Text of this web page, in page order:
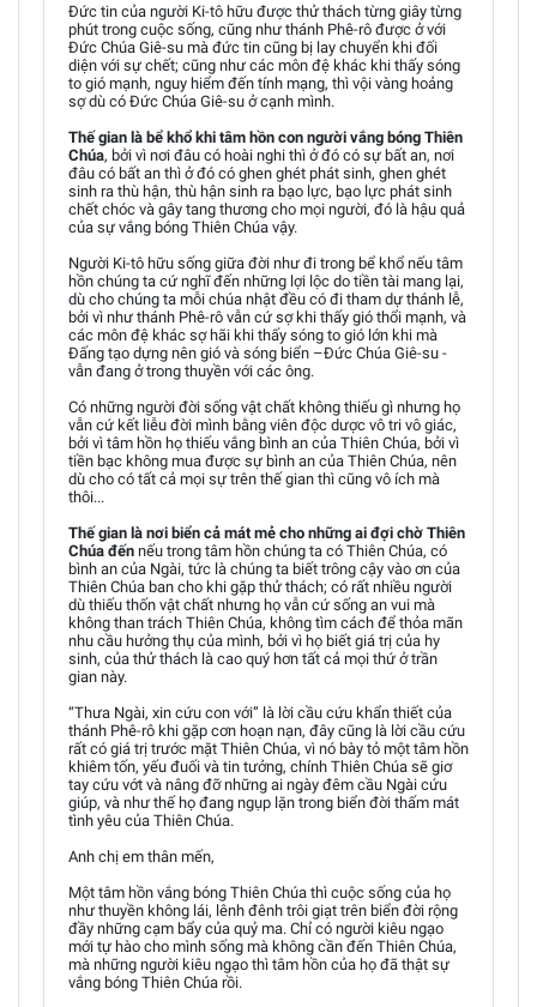
Đức tin của người Ki-tô hữu được thử thách từng giây từng
phút trong cuộc sống, cũng như thánh Phê-rô được ở với
Đức Chúa Giê-su mà đức tin cũng bị lay chuyển khi đối
diện với sự chết; cũng như các môn đệ khác khi thấy sóng
to gió mạnh, nguy hiểm đến tính mạng, thì vội vàng hoảng
sợ dù có Đức Chúa Giê-su ở cạnh mình.
Thế gian là bể khổ khi tâm hồn con người vắng bóng Thiên
Chúa, bởi vì nơi đâu có hoài nghi thì ở đó có sự bất an, nơi
đâu có bất an thì ở đó có ghen ghét phát sinh, ghen ghét
sinh ra thù hận, thù hận sinh ra bạo lực, bạo lực phát sinh
chết chóc và gây tang thương cho mọi người, đó là hậu quả
của sự vắng bóng Thiên Chúa vậy.
Người Ki-tô hữu sống giữa đời như đi trong bể khổ nếu tâm
hồn chúng ta cứ nghĩ đến những lợi lộc do tiền tài mang lại,
dù cho chúng ta mỗi chúa nhật đều có đi tham dự thánh lễ,
bởi vì như thánh Phê-rô vẫn cứ sợ khi thấy gió thổi mạnh, và
các môn đệ khác sợ hãi khi thấy sóng to gió lớn khi mà
Đấng tạo dựng nên gió và sóng biển –Đức Chúa Giê-su -
vẫn đang ở trong thuyền với các ông.
Có những người đời sống vật chất không thiếu gì nhưng họ
vẫn cứ kết liễu đời mình bằng viên độc dược vô tri vô giác,
bởi vì tâm hồn họ thiếu vắng bình an của Thiên Chúa, bởi vì
tiền bạc không mua được sự bình an của Thiên Chúa, nên
dù cho có tất cả mọi sự trên thế gian thì cũng vô ích mà
thôi...
Thế gian là nơi biển cả mát mẻ cho những ai đợi chờ Thiên
Chúa đến nếu trong tâm hồn chúng ta có Thiên Chúa, có
bình an của Ngài, tức là chúng ta biết trông cậy vào ơn của
Thiên Chúa ban cho khi gặp thử thách; có rất nhiều người
dù thiếu thốn vật chất nhưng họ vẫn cứ sống an vui mà
không than trách Thiên Chúa, không tìm cách để thỏa mãn
nhu cầu hưởng thụ của mình, bởi vì họ biết giá trị của hy
sinh, của thử thách là cao quý hơn tất cả mọi thứ ở trần
gian này.
“Thưa Ngài, xin cứu con với” là lời cầu cứu khẩn thiết của
thánh Phê-rô khi gặp cơn hoạn nạn, đây cũng là lời cầu cứu
rất có giá trị trước mặt Thiên Chúa, vì nó bày tỏ một tâm hồn
khiêm tốn, yếu đuối và tin tưởng, chính Thiên Chúa sẽ giơ
tay cứu vớt và nâng đỡ những ai ngày đêm cầu Ngài cứu
giúp, và như thế họ đang ngụp lặn trong biển đời thấm mát
tình yêu của Thiên Chúa.
Anh chị em thân mến,
Một tâm hồn vắng bóng Thiên Chúa thì cuộc sống của họ
như thuyền không lái, lênh đênh trôi giạt trên biển đời rộng
đầy những cạm bẩy của quỷ ma. Chỉ có người kiêu ngạo
mới tự hào cho mình sống mà không cần đến Thiên Chúa,
mà những người kiêu ngạo thì tâm hồn của họ đã thật sự
vắng bóng Thiên Chúa rồi.